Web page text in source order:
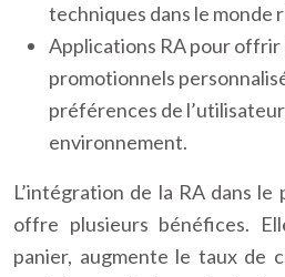
techniques dans le monde
Applications RA pour offrir
promotionnels
préférences de
environnement.
L’intégration de la RA dans le
offre plusieurs bénéfices.
panier, augmente le taux de